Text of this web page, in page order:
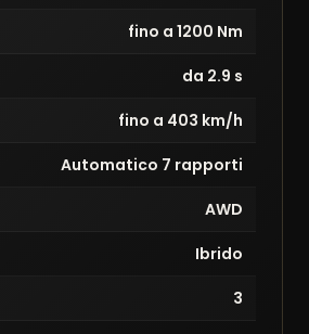
fino a 1200 Nm
da 2.9 s
fino a 403 km/h
Automatico 7 rapporti
AWD
Ibrido
3